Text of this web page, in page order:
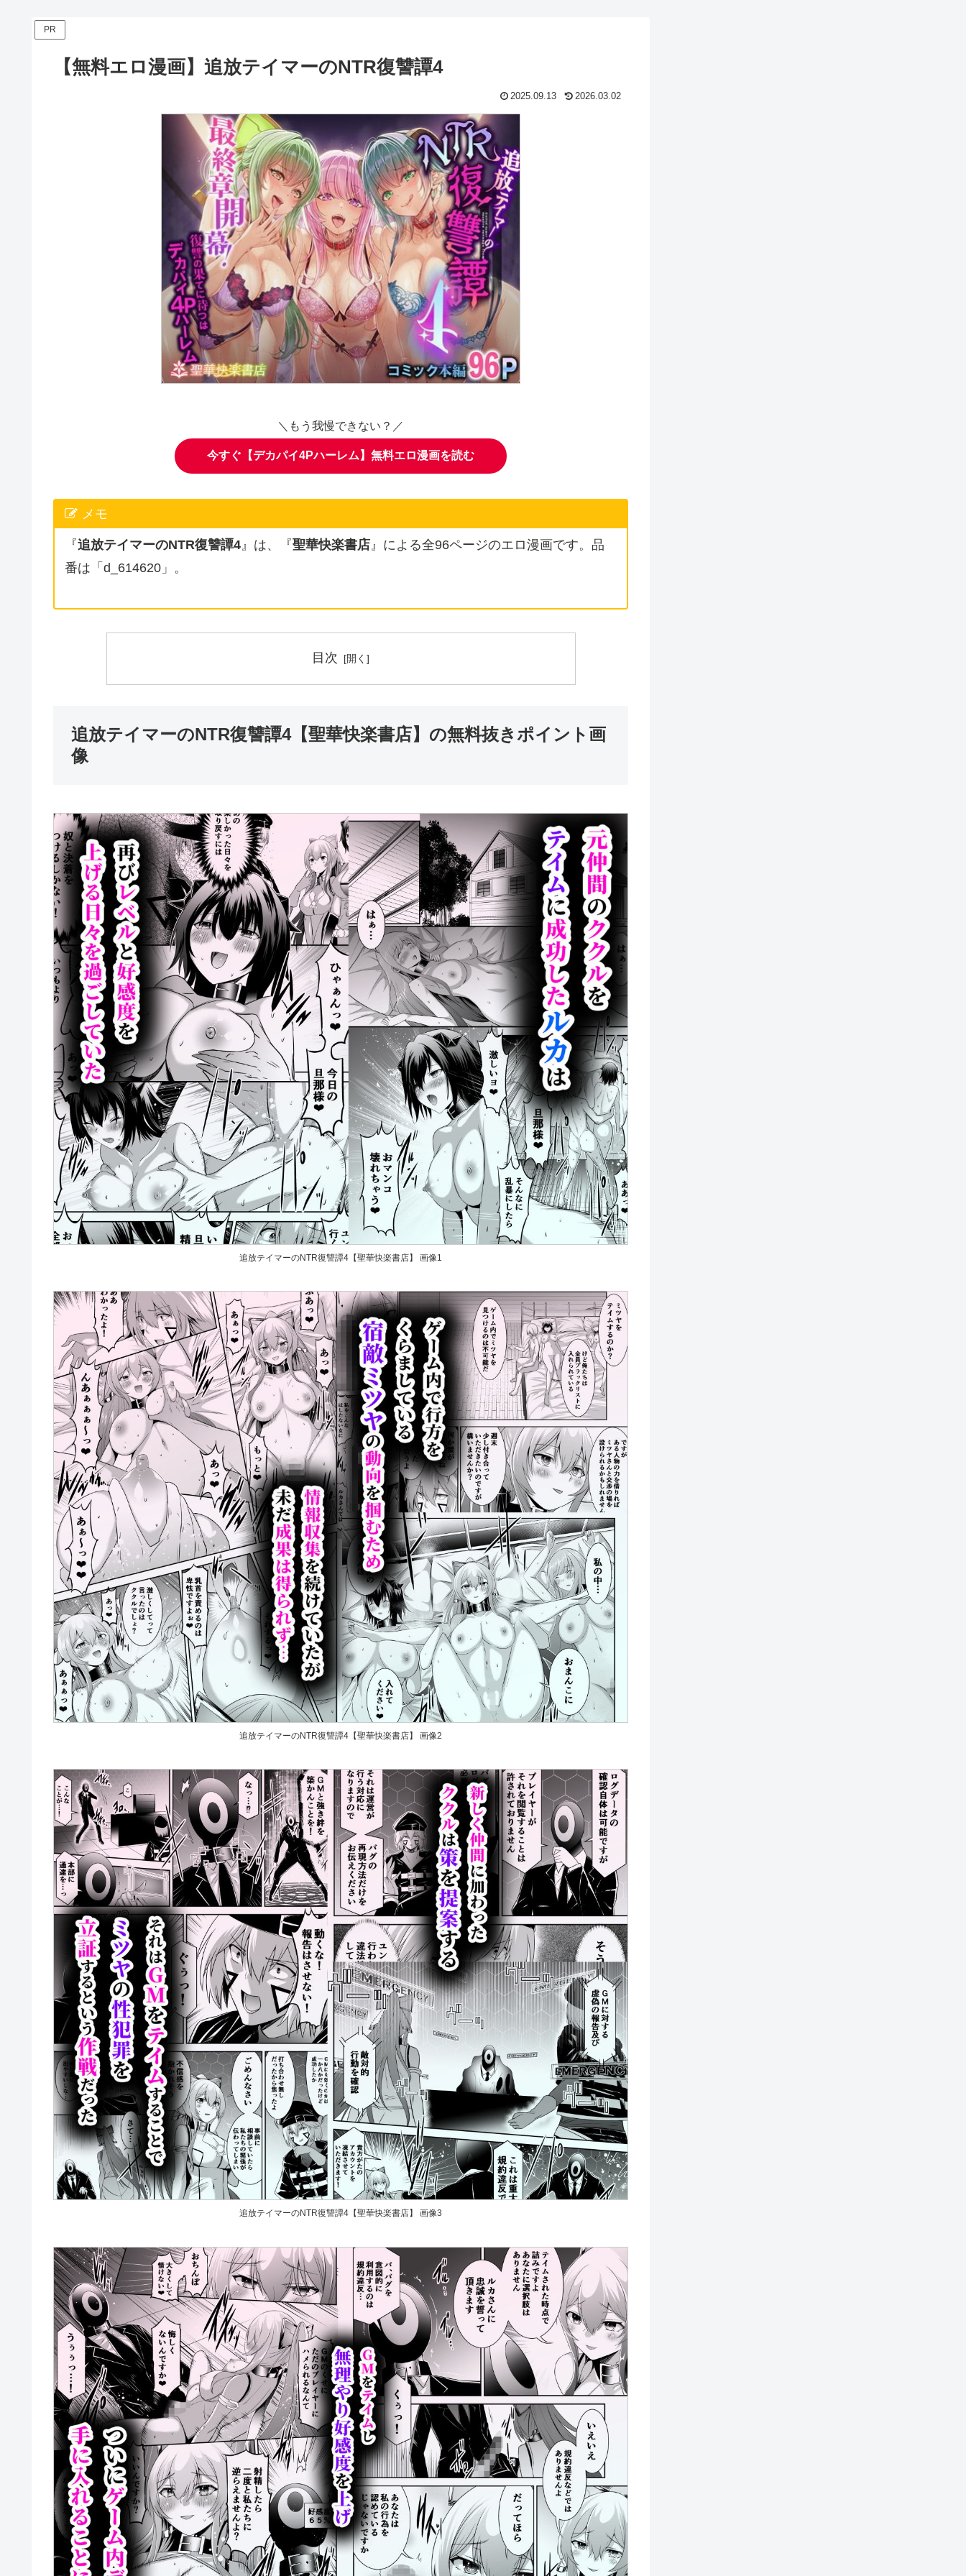
PR
【無料エロ漫画】追放テイマーのNTR復讐譚4
2025.09.13 2026.03.02
＼もう我慢できない？／
今すぐ【デカパイ4Pハーレム】無料エロ漫画を読む
メモ
『追放テイマーのNTR復讐譚4』は、『聖華快楽書店』による全96ページのエロ漫画です。品
番は「d_614620」。
目次
追放テイマーのNTR復讐譚4【聖華快楽書店】の無料抜きポイント画
像
追放テイマーのNTR復讐譚4【聖華快楽書店】 画像1
追放テイマーのNTR復讐譚4【聖華快楽書店】 画像2
追放テイマーのNTR復讐譚4【聖華快楽書店】 画像3